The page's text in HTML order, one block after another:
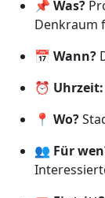
📌 Was?
Denkraum
📅 Wann?
⏰ Uhrzeit:
📍 Wo?
👥 Für